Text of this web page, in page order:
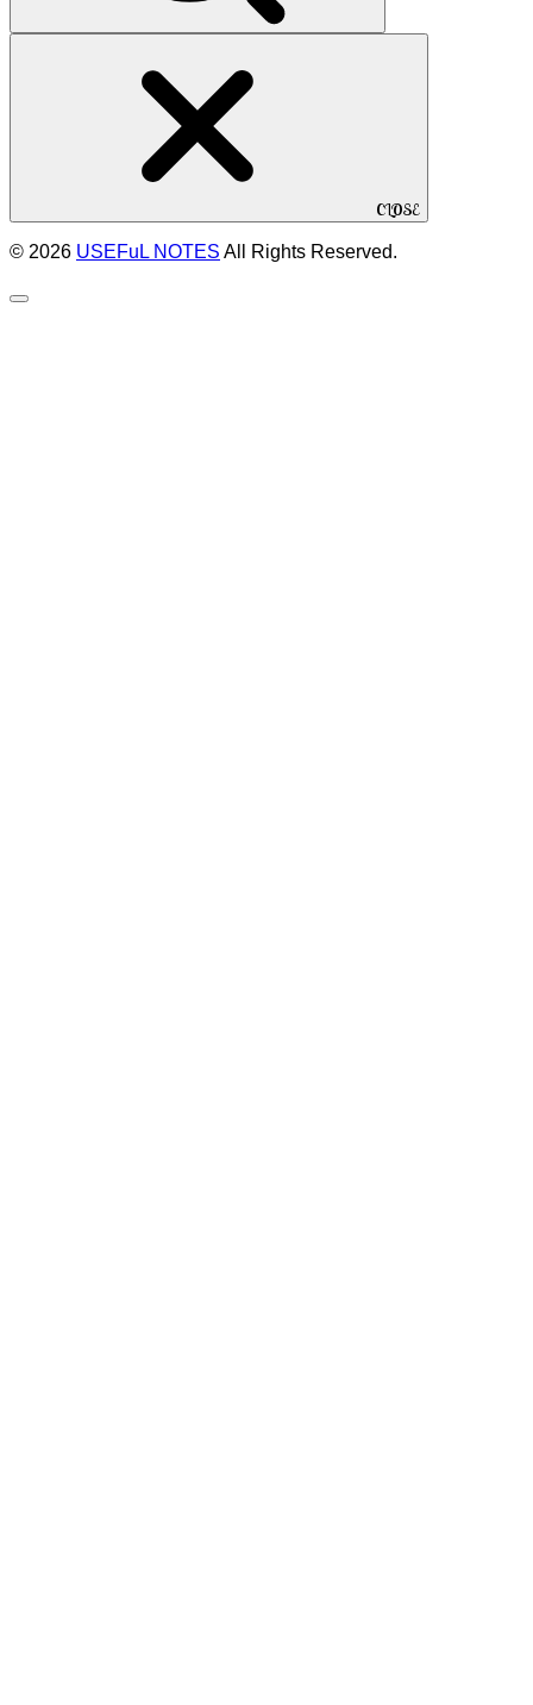
CLOSE
© 2026 USEFuL NOTES All Rights Reserved.